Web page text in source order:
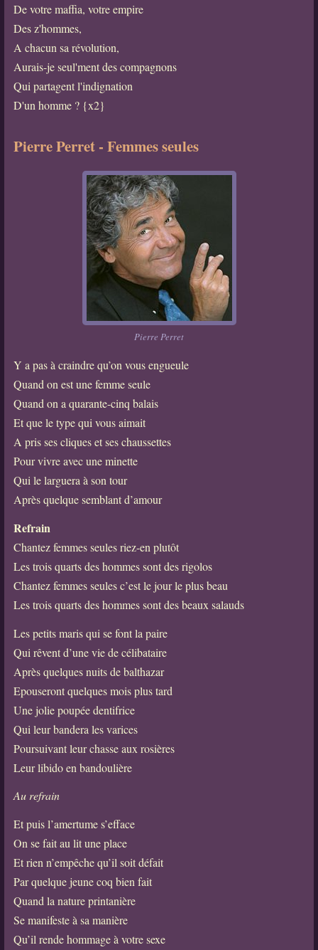
De votre maffia, votre empire
Des z'hommes,
A chacun sa révolution,
Aurais-je seul'ment des compagnons
Qui partagent l'indignation
D'un homme ? {x2}
Pierre Perret - Femmes seules
Pierre Perret
Y a pas à craindre qu’on vous engueule
Quand on est une femme seule
Quand on a quarante-cinq balais
Et que le type qui vous aimait
A pris ses cliques et ses chaussettes
Pour vivre avec une minette
Qui le larguera à son tour
Après quelque semblant d’amour
Refrain
Chantez femmes seules riez-en plutôt
Les trois quarts des hommes sont des rigolos
Chantez femmes seules c’est le jour le plus beau
Les trois quarts des hommes sont des beaux salauds
Les petits maris qui se font la paire
Qui rêvent d’une vie de célibataire
Après quelques nuits de balthazar
Epouseront quelques mois plus tard
Une jolie poupée dentifrice
Qui leur bandera les varices
Poursuivant leur chasse aux rosières
Leur libido en bandoulière
Au refrain
Et puis l’amertume s’efface
On se fait au lit une place
Et rien n’empêche qu’il soit défait
Par quelque jeune coq bien fait
Quand la nature printanière
Se manifeste à sa manière
Qu’il rende hommage à votre sexe